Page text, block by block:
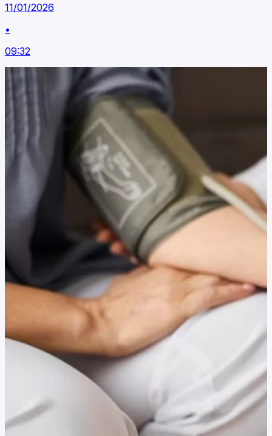
11/01/2026
•
09:32